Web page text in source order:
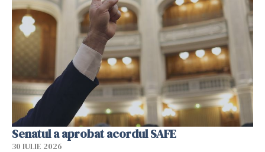
Senatul a aprobat acordul SAFE
30 IULIE 2026